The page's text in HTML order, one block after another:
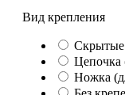
Вид крепления
Скрытые
Цепочка
Ножка